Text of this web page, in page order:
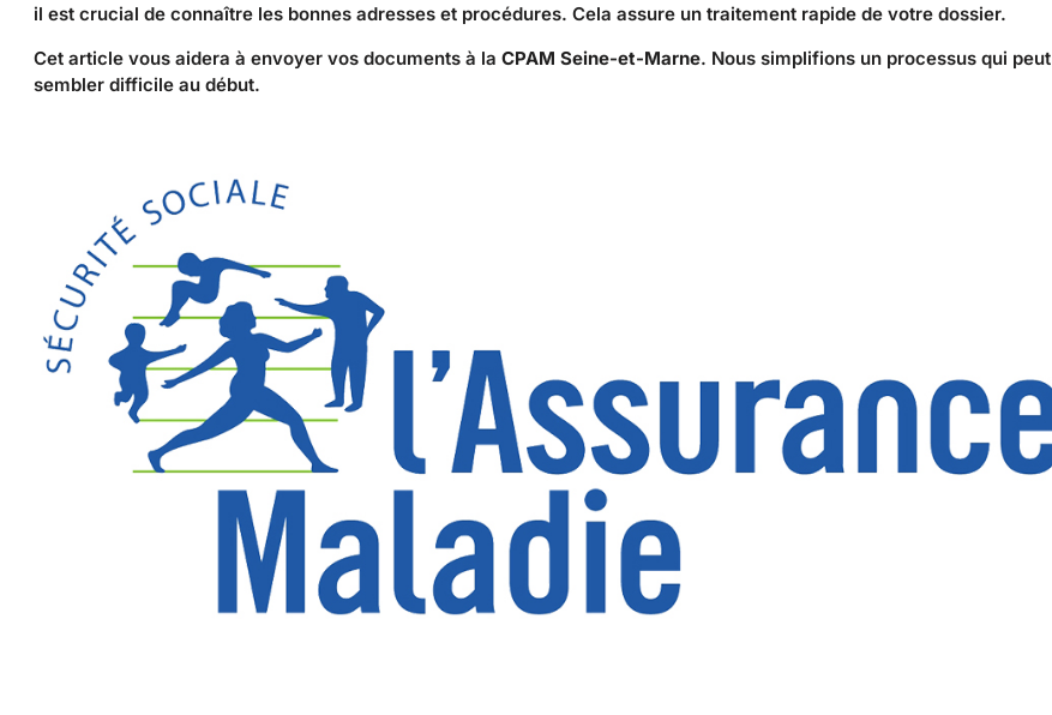
il est crucial de connaître les bonnes adresses et procédures. Cela assure un traitement rapide de votre dossier.
Cet article vous aidera à envoyer vos documents à la CPAM Seine-et-Marne. Nous simplifions un processus qui peut
sembler difficile au début.